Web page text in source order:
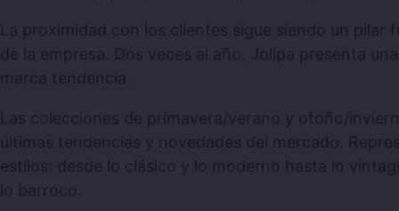
La proximidad con los clientes sigue siendo un pilar
de la empresa. Dos veces al año, Jolipa presenta
marca tendencia.
Las colecciones de primavera/verano y otoño/
últimas tendencias y novedades del mercado.
estilos: desde lo clásico y lo moderno hasta lo
lo barroco.